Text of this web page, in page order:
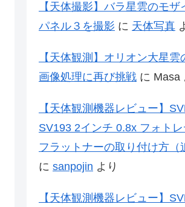
【天体撮影】バラ星雲のモザ
パネル３を撮影 に 天体写真
【天体観測】オリオン大星雲
画像処理に再び挑戦 に Masa
【天体観測機器レビュー】
SV193 2インチ 0.8x フォト
フラットナーの取り付け方（
に sanpojin より
【天体観測機器レビュー】